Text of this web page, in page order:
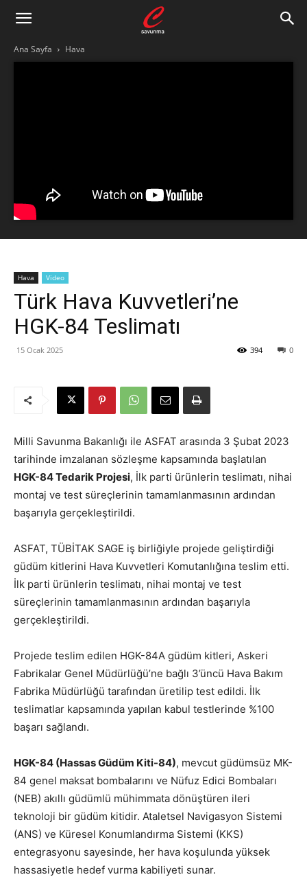
Ana Sayfa Hava
Hava Video
Türk Hava Kuvvetleri’ne
HGK-84 Teslimatı
15 Ocak 2025 0
394
Milli Savunma Bakanlığı ile ASFAT arasında 3 Şubat 2023
tarihinde imzalanan sözleşme kapsamında başlatılan
HGK-84 Tedarik Projesi, İlk parti ürünlerin teslimatı, nihai
montaj ve test süreçlerinin tamamlanmasının ardından
başarıyla gerçekleştirildi.
ASFAT, TÜBİTAK SAGE iş birliğiyle projede geliştirdiği
güdüm kitlerini Hava Kuvvetleri Komutanlığına teslim etti.
İlk parti ürünlerin teslimatı, nihai montaj ve test
süreçlerinin tamamlanmasının ardından başarıyla
gerçekleştirildi.
Projede teslim edilen HGK-84A güdüm kitleri, Askeri
Fabrikalar Genel Müdürlüğü’ne bağlı 3’üncü Hava Bakım
Fabrika Müdürlüğü tarafından üretilip test edildi. İlk
teslimatlar kapsamında yapılan kabul testlerinde %100
başarı sağlandı.
HGK-84 (Hassas Güdüm Kiti-84), mevcut güdümsüz MK-
84 genel maksat bombalarını ve Nüfuz Edici Bombaları
(NEB) akıllı güdümlü mühimmata dönüştüren ileri
teknoloji bir güdüm kitidir. Ataletsel Navigasyon Sistemi
(ANS) ve Küresel Konumlandırma Sistemi (KKS)
entegrasyonu sayesinde, her hava koşulunda yüksek
hassasiyetle hedef vurma kabiliyeti sunar.